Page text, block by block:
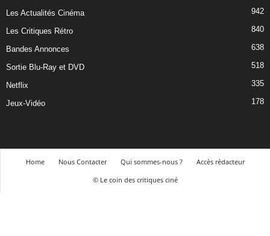
Les Actualités Cinéma 942
Les Critiques Rétro 840
Bandes Annonces 638
Sortie Blu-Ray et DVD 518
Netflix 335
Jeux-Vidéo 178
Home Nous Contacter Qui sommes-nous ?
Accès rédacteur
© Le coin des critiques ciné